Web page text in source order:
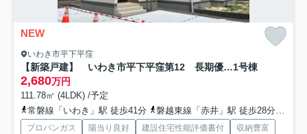
NEW
いわき市平下平窪
【新築戸建】 いわき市平下平窪第12 長期優良住宅1号棟
2,680万円
111.78㎡ (4LDK) /予定
常磐線「いわき」駅 徒歩41分
磐越東線「赤井」駅 徒歩28分車6分 2.8km
プロパンガス 陽当り良好 建設住宅性能評価書付
収納豊富